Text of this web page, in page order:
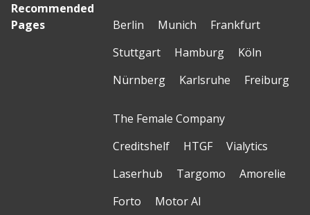
Recommended
Pages
Berlin Munich
Frankfurt
Stuttgart
Hamburg
Köln
Nürnberg
Karlsruhe Freiburg
The Female Company
Creditshelf
HTGF
Vialytics
Laserhub
Targomo
Amorelie
Forto
Motor AI